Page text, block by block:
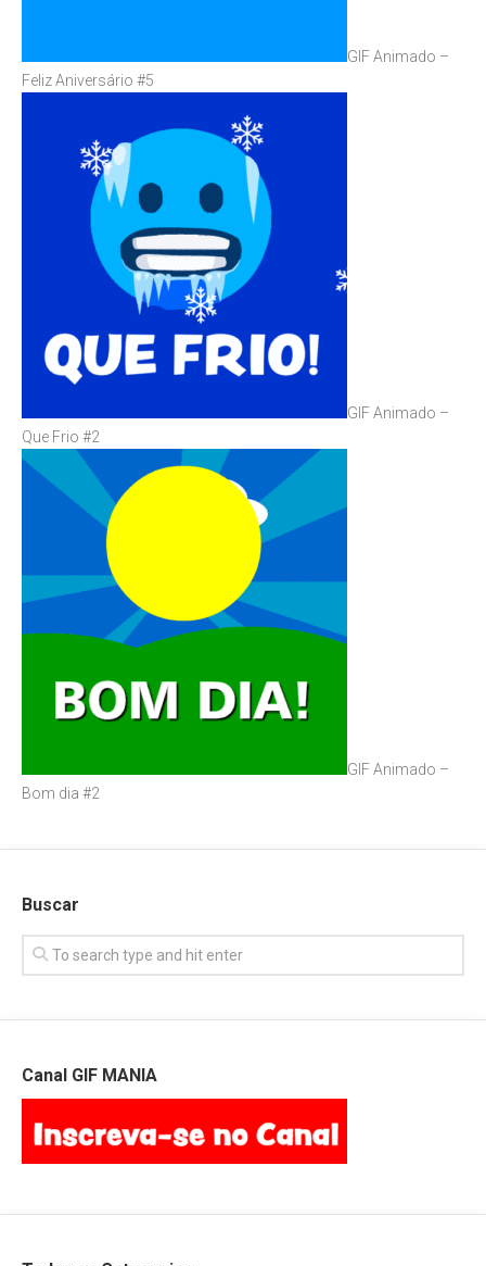
GIF Animado –
Feliz Aniversário #5
GIF Animado –
Que Frio #2
GIF Animado –
Bom dia #2
Buscar
Canal GIF MANIA